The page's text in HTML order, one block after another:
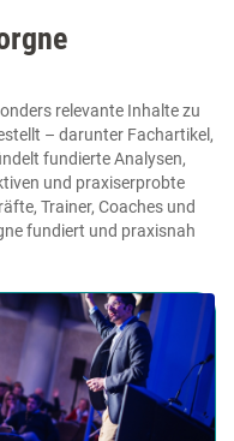
relevante Inhalte zu
– darunter Fachartikel,
fundierte Analysen,
und praxiserprobte
Trainer, Coaches und
fundiert und praxisnah